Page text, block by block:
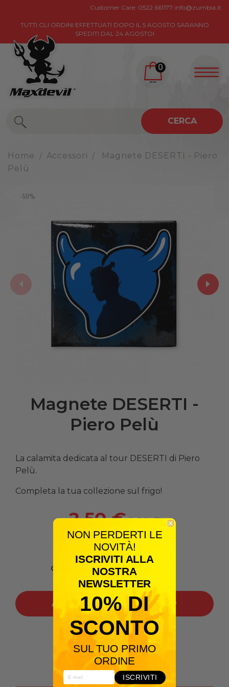
Customer Care: 0522 661177 info@zumbia.it
TUTTI GLI ORDINI EFFETTUATI DOPO IL 5 AGOSTO SARANNO
SPEDITI DAL 24 AGOSTOI
CERCA
0
Home Accessori
Magnete DESERTI - Piero
Pelù
-50%
Magnete DESERTI -
Piero Pelù
La calamita dedicata al tour DESERTI di Piero
Pelù.
Completa la tua collezione sul frigo!
2,50 €5,00 €
Quantità
AGGIUNGI AL CARRELLO
Condividilo:
Descrizione
NON PERDERTI LE
NOVITÀ!
ISCRIVITI ALLA
NOSTRA
NEWSLETTER
10% DI
SCONTO
SUL TUO PRIMO
ORDINE
ISCRIVITI